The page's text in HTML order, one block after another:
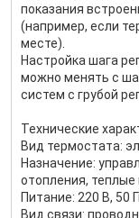
показания
(например, если
месте).
Настройка шага
можно менять с
систем с грубой
Технические
Вид термостата:
Назначение:
отопления, теплые
Питание: 220 В, 50
Вид связи: